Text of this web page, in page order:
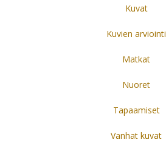
Kuvat
Kuvien arviointi
Matkat
Nuoret
Tapaamiset
Vanhat kuvat